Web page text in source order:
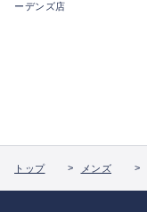
ーデンズ店
トップ メンズ